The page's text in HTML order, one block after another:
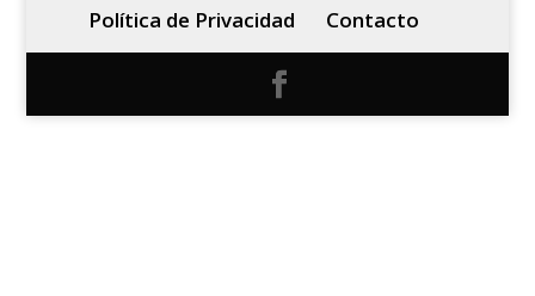
Política de Privacidad Contacto